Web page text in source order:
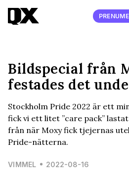
Bildspecial från
festades det
Stockholm Pride 2022 är ett
fick vi ett litet ”care pack”
från när Moxy fick tjejernas
Pride-nätterna.
VIMMEL 2022-08-16